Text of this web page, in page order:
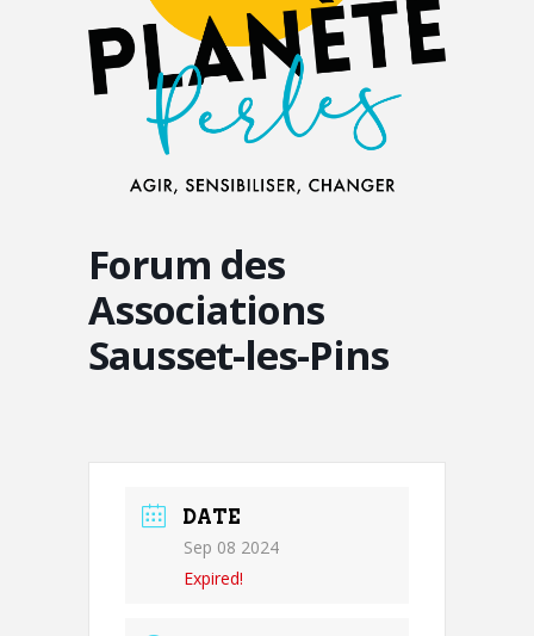
Forum des
Associations
Sausset-les-Pins
DATE
Sep 08 2024
Expired!